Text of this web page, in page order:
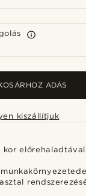
ADÁS
kiszállítjuk